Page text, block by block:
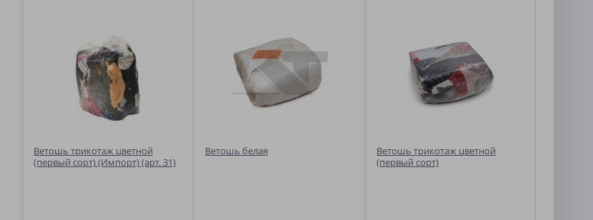
Ветошь трикотаж цветной
(первый сорт) (Импорт) (арт. 31)
Ветошь белая
Ветошь трикотаж цветной
(первый сорт)